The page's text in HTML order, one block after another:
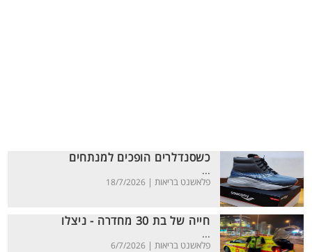
כשסנדלרים הופכים למנתחים
...
פלאשנט בריאות | 18/7/2026
חייה של בת 30 מחדרה - ניצלו
...
פלאשנט בריאות | 6/7/2026